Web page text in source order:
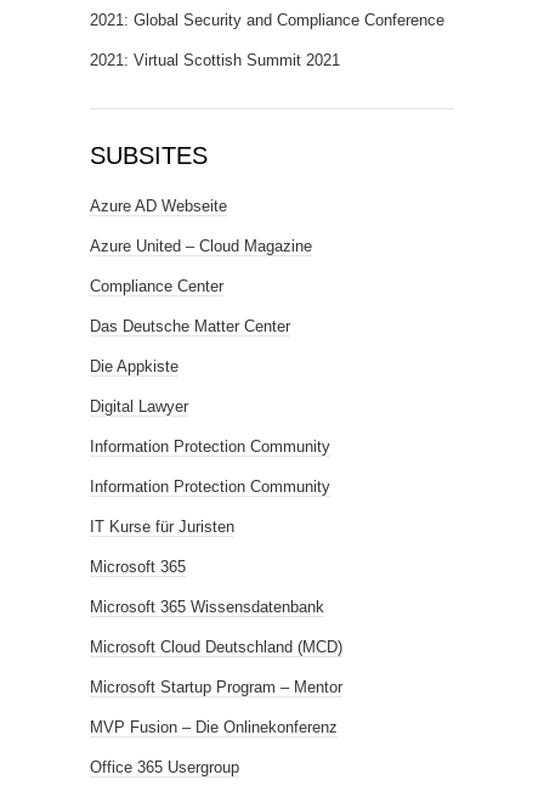
2021: Global Security and Compliance Conference
2021: Virtual Scottish Summit 2021
SUBSITES
Azure AD Webseite
Azure United – Cloud Magazine
Compliance Center
Das Deutsche Matter Center
Die Appkiste
Digital Lawyer
Information Protection Community
Information Protection Community
IT Kurse für Juristen
Microsoft 365
Microsoft 365 Wissensdatenbank
Microsoft Cloud Deutschland (MCD)
Microsoft Startup Program – Mentor
MVP Fusion – Die Onlinekonferenz
Office 365 Usergroup